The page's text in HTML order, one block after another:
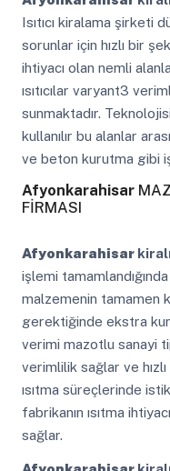
Isıtıcı kiralama şirketi
sorunlar için hızlı bir
ihtiyacı olan nemli
ısıtıcılar varyant3
sunmaktadır.
kullanılır bu alanlar
ve beton kurutma gibi
Afyonkarahisar
FİRMASI
Afyonkarahisar
işlemi tamamlandığında
malzemenin tamamen
gerektiğinde ekstra
verimi mazotlu sanayi
verimlilik sağlar ve hızlı
ısıtma süreçlerinde
fabrikanın ısıtma
sağlar.